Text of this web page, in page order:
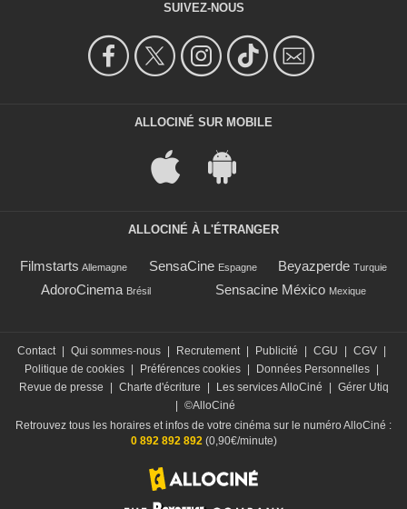
SUIVEZ-NOUS
ALLOCINÉ SUR MOBILE
ALLOCINÉ À L'ÉTRANGER
Filmstarts Allemagne SensaCine Espagne Beyazperde Turquie
AdoroCinema Brésil Sensacine México Mexique
Contact Qui sommes-nous Recrutement Publicité CGU CGV
Politique de cookies
Préférences cookies Données Personnelles
Revue de presse
Charte d'écriture Les services AlloCiné
Gérer Utiq
©AlloCiné
Retrouvez tous les horaires et infos de votre cinéma sur le numéro AlloCiné :
0 892 892 892(0,90€/minute)